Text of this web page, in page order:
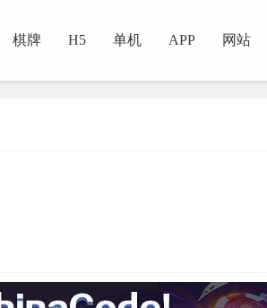
棋牌 H5 单机 APP 网站